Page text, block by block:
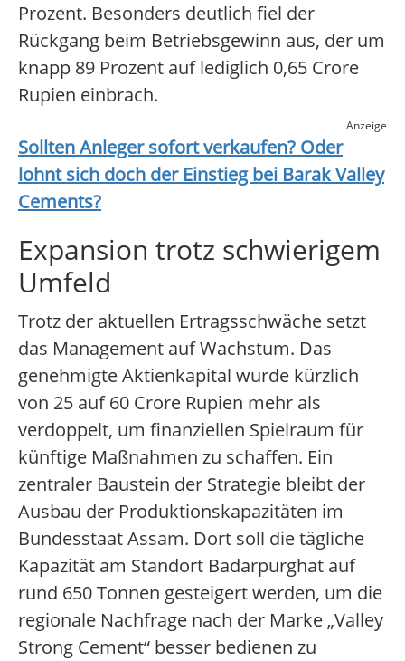
Prozent. Besonders deutlich fiel der
Rückgang beim Betriebsgewinn aus, der um
knapp 89 Prozent auf lediglich 0,65 Crore
Rupien einbrach.
Anzeige
Sollten Anleger sofort verkaufen? Oder
lohnt sich doch der Einstieg bei Barak Valley
Cements?
Expansion trotz schwierigem
Umfeld
Trotz der aktuellen Ertragsschwäche setzt
das Management auf Wachstum. Das
genehmigte Aktienkapital wurde kürzlich
von 25 auf 60 Crore Rupien mehr als
verdoppelt, um finanziellen Spielraum für
künftige Maßnahmen zu schaffen. Ein
zentraler Baustein der Strategie bleibt der
Ausbau der Produktionskapazitäten im
Bundesstaat Assam. Dort soll die tägliche
Kapazität am Standort Badarpurghat auf
rund 650 Tonnen gesteigert werden, um die
regionale Nachfrage nach der Marke „Valley
Strong Cement“ besser bedienen zu